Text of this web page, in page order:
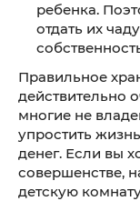
ребенка.
отдать их
Правильное
действительно
многие не
упростить
денег. Если вы
совершенстве,
детскую